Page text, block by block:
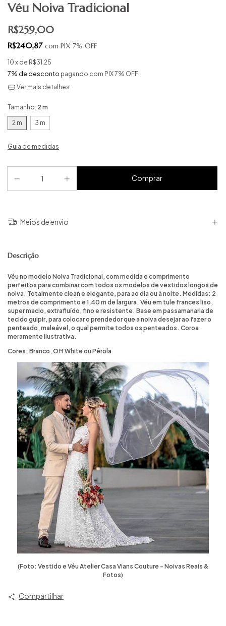
Véu Noiva Tradicional
R$259,00
R$240,87 com PIX 7% OFF
10 x de R$31,25
7% de desconto pagando com PIX 7% OFF
Ver mais detalhes
Tamanho: 2 m
2 m 3 m
Guia de medidas
Meios de envio
Descrição
Véu no modelo Noiva Tradicional, com medida e comprimento
perfeitos para combinar com todos os modelos de vestidos longos de
noiva. Totalmente clean e elegante, para ao dia ou à noite. Medidas: 2
metros de comprimento e 1,40 m de largura. Véu em tule frances liso,
super macio, extrafluído, fino e resistente. Base em passamanaria de
tecido guipir, para colocar o prendedor que a noiva desejar ao fazer o
penteado, maleável, o qual permite todos os penteados. Coroa
meramente ilustrativa.
Cores: Branco, Off White ou Pérola
(Foto: Vestido e Véu Atelier Casa Vians Couture - Noivas Reais &
Fotos)
Compartilhar